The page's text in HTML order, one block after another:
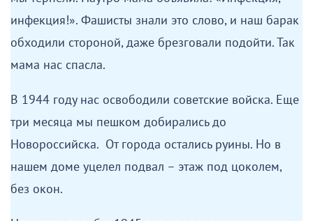
Валентина Кривенда